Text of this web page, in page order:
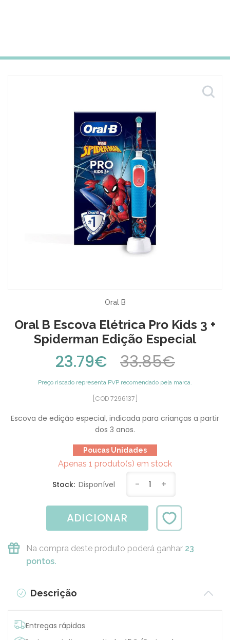
Oral B
Oral B Escova Elétrica Pro Kids 3 +
Spiderman Edição Especial
23.79€ 33.85€
Preço riscado representa PVP recomendado pela marca.
[COD 7296137]
Escova de edição especial, indicada para crianças a partir
dos 3 anos.
Poucas Unidades
Apenas 1 produto(s) em stock
Stock: Disponível - 1 +
ADICIONAR
Na compra deste produto poderá ganhar 23
pontos.
Descrição
Entregas rápidas